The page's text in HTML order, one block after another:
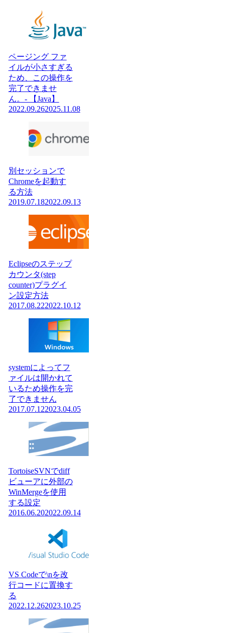
ページング ファ
イルが小さすぎる
ため、この操作を
完了できませ
ん。- 【Java】
2022.09.262025.11.08
別セッションで
Chromeを起動す
る方法
2019.07.182022.09.13
Eclipseのステップ
カウンタ(step
counter)プラグイ
ン設定方法
2017.08.222022.10.12
systemによってフ
ァイルは開かれて
いるため操作を完
了できません
2017.07.122023.04.05
TortoiseSVNでdiff
ビューアに外部の
WinMergeを使用
する設定
2016.06.202022.09.14
VS Codeで\nを改
行コードに置換す
る
2022.12.262023.10.25